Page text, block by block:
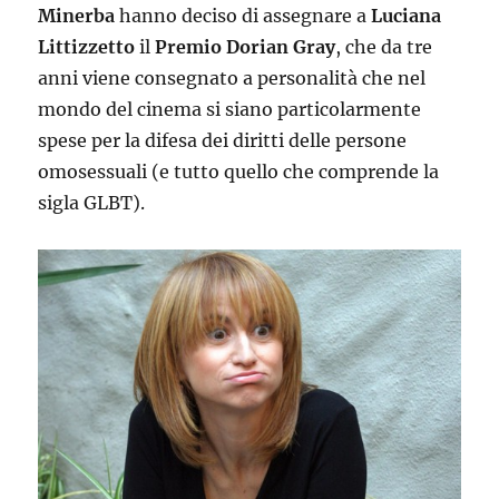
Minerba hanno deciso di assegnare aLuciana
Littizzetto ilPremio Dorian Gray, che da tre
anni viene consegnato a personalità che nel
mondo del cinema si siano particolarmente
spese per la difesa dei diritti delle persone
omosessuali (e tutto quello che comprende la
sigla GLBT).